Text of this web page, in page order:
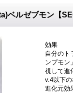
ルゼブモン【
効果
自分のト
ンプモン
視して進
v.4以下の
進化元効